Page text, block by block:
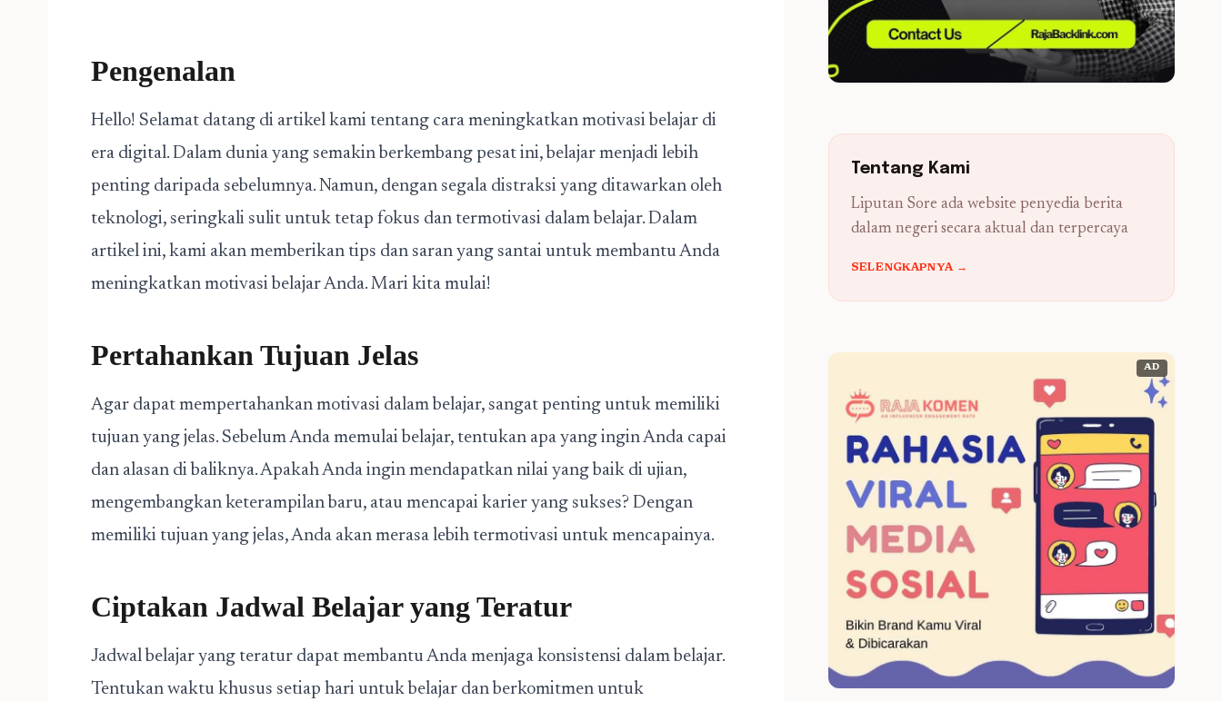
Pengenalan
Hello! Selamat datang di artikel kami tentang cara meningkatkan motivasi belajar di
era digital. Dalam dunia yang semakin berkembang pesat ini, belajar menjadi lebih
penting daripada sebelumnya. Namun, dengan segala distraksi yang ditawarkan oleh
teknologi, seringkali sulit untuk tetap fokus dan termotivasi dalam belajar. Dalam
artikel ini, kami akan memberikan tips dan saran yang santai untuk membantu Anda
meningkatkan motivasi belajar Anda. Mari kita mulai!
Pertahankan Tujuan Jelas
Agar dapat mempertahankan motivasi dalam belajar, sangat penting untuk memiliki
tujuan yang jelas. Sebelum Anda memulai belajar, tentukan apa yang ingin Anda capai
dan alasan di baliknya. Apakah Anda ingin mendapatkan nilai yang baik di ujian,
mengembangkan keterampilan baru, atau mencapai karier yang sukses? Dengan
memiliki tujuan yang jelas, Anda akan merasa lebih termotivasi untuk mencapainya.
Ciptakan Jadwal Belajar yang Teratur
Jadwal belajar yang teratur dapat membantu Anda menjaga konsistensi dalam belajar.
Tentukan waktu khusus setiap hari untuk belajar dan berkomitmen untuk
Tentang Kami
Liputan Sore ada website penyedia berita
dalam negeri secara aktual dan terpercaya
SELENGKAPNYA →
AD